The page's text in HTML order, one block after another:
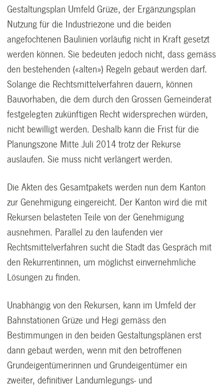
Gestaltungsplan Umfeld Grüze, der Ergänzungsplan
Nutzung für die Industriezone und die beiden
angefochtenen Baulinien vorläufig nicht in Kraft gesetzt
werden können. Sie bedeuten jedoch nicht, dass gemäss
den bestehenden («alten») Regeln gebaut werden darf.
Solange die Rechtsmittelverfahren dauern, können
Bauvorhaben, die dem durch den Grossen Gemeinderat
festgelegten zukünftigen Recht widersprechen würden,
nicht bewilligt werden. Deshalb kann die Frist für die
Planungszone Mitte Juli 2014 trotz der Rekurse
auslaufen. Sie muss nicht verlängert werden.
Die Akten des Gesamtpakets werden nun dem Kanton
zur Genehmigung eingereicht. Der Kanton wird die mit
Rekursen belasteten Teile von der Genehmigung
ausnehmen. Parallel zu den laufenden vier
Rechtsmittelverfahren sucht die Stadt das Gespräch mit
den Rekurrentinnen, um möglichst einvernehmliche
Lösungen zu finden.
Unabhängig von den Rekursen, kann im Umfeld der
Bahnstationen Grüze und Hegi gemäss den
Bestimmungen in den beiden Gestaltungsplänen erst
dann gebaut werden, wenn mit den betroffenen
Grundeigentümerinnen und Grundeigentümer ein
zweiter, definitiver Landumlegungs- und